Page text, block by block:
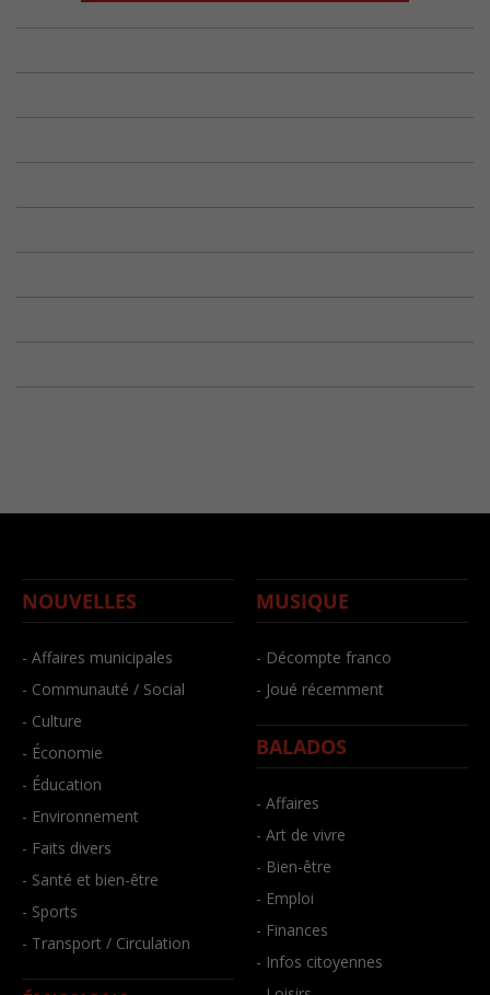
NOUVELLES
- Affaires municipales
- Communauté / Social
- Culture
- Économie
- Éducation
- Environnement
- Faits divers
- Santé et bien-être
- Sports
- Transport / Circulation
MUSIQUE
- Décompte franco
- Joué récemment
BALADOS
- Affaires
- Art de vivre
- Bien-être
- Emploi
- Finances
- Infos citoyennes